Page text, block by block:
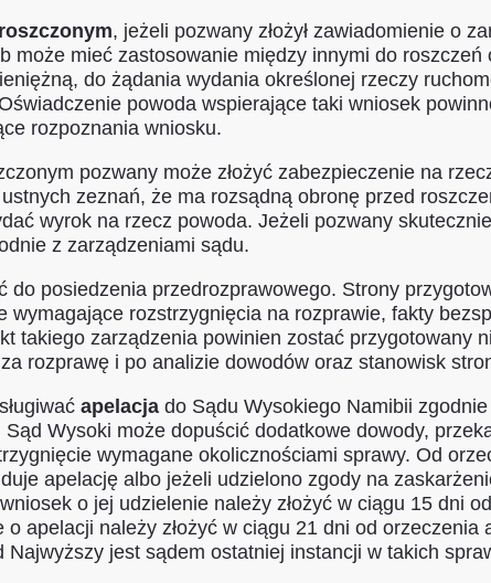
, jeżeli pozwany złożył zawiadomienie o
może mieć zastosowanie między innymi do
do żądania wydania określonej rzeczy
powoda wspierające taki wniosek
rozpoznania wniosku.
pozwany może złożyć zabezpieczenie na
zeznań, że ma rozsądną obronę przed
wyrok na rzecz powoda. Jeżeli pozwany
z zarządzeniami sądu.
posiedzenia przedrozprawowego. Strony
rozstrzygnięcia na rozprawie, fakty
takiego zarządzenia powinien zostać przygotowany
rozprawę i po analizie dowodów oraz stanowisk
apelacja do Sądu Wysokiego Namibii
Wysoki może dopuścić dodatkowe dowody,
wymagane okolicznościami sprawy. Od
apelację albo jeżeli udzielono zgody na
o jej udzielenie należy złożyć w ciągu 15 dni
apelacji należy złożyć w ciągu 21 dni od
jest sądem ostatniej instancji w takich